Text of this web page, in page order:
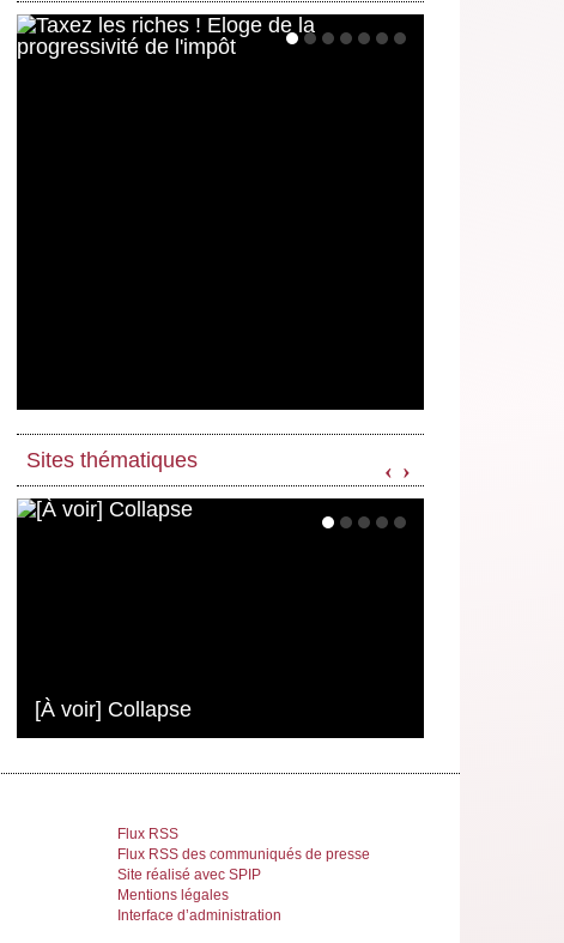
Sites thématiques
[À voir] Collapse
‹ ›
Flux RSS
Flux RSS des communiqués de presse
Site réalisé avec SPIP
Mentions légales
Interface d’administration